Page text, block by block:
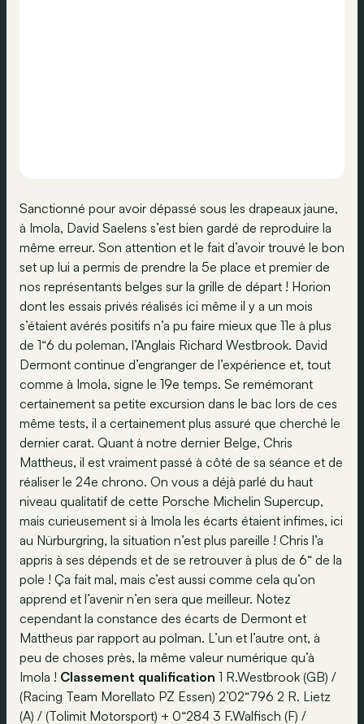
Sanctionné pour avoir dépassé sous les drapeaux jaune,
à Imola, David Saelens s’est bien gardé de reproduire la
même erreur. Son attention et le fait d’avoir trouvé le bon
set up lui a permis de prendre la 5e place et premier de
nos représentants belges sur la grille de départ ! Horion
dont les essais privés réalisés ici même il y a un mois
s’étaient avérés positifs n’a pu faire mieux que 11e à plus
de 1“6 du poleman, l’Anglais Richard Westbrook. David
Dermont continue d’engranger de l’expérience et, tout
comme à Imola, signe le 19e temps. Se remémorant
certainement sa petite excursion dans le bac lors de ces
même tests, il a certainement plus assuré que cherché le
dernier carat. Quant à notre dernier Belge, Chris
Mattheus, il est vraiment passé à côté de sa séance et de
réaliser le 24e chrono. On vous a déjà parlé du haut
niveau qualitatif de cette Porsche Michelin Supercup,
mais curieusement si à Imola les écarts étaient infimes, ici
au Nürburgring, la situation n’est plus pareille ! Chris l’a
appris à ses dépends et de se retrouver à plus de 6“ de la
pole ! Ça fait mal, mais c’est aussi comme cela qu’on
apprend et l’avenir n’en sera que meilleur. Notez
cependant la constance des écarts de Dermont et
Mattheus par rapport au polman. L’un et l’autre ont, à
peu de choses près, la même valeur numérique qu’à
Imola ! Classement qualification 1 R.Westbrook (GB) /
(Racing Team Morellato PZ Essen) 2’02“796 2 R. Lietz
(A) / (Tolimit Motorsport) + 0“284 3 F.Walfisch (F) /